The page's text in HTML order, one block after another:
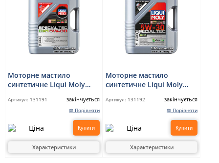
Моторне мастило
синтетичне Liqui Moly
л
Артикул: 131191 закінчується
⚖ Порівняти
Купити
Характеристики
Моторне мастило
синтетичне Liqui Moly
л
Артикул: 131192 закінчується
⚖ Порівняти
Купити
Характеристики